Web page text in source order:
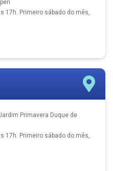
17h. Primeiro sábado do mês,
Primavera Duque de
17h. Primeiro sábado do mês,